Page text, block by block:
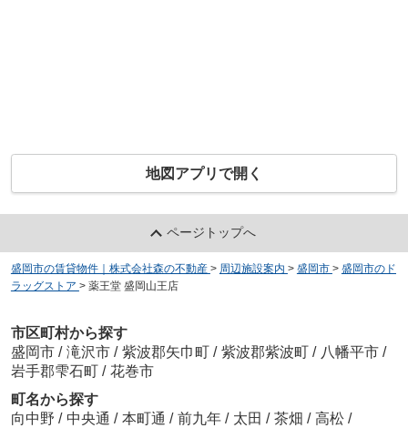
地図アプリで開く
ページトップへ
盛岡市の賃貸物件｜株式会社森の不動産 > 周辺施設案内 > 盛岡市 > 盛岡市のド
ラッグストア > 薬王堂 盛岡山王店
市区町村から探す
盛岡市 / 滝沢市 / 紫波郡矢巾町 / 紫波郡紫波町 / 八幡平市 /
岩手郡雫石町 / 花巻市
町名から探す
向中野 / 中央通 / 本町通 / 前九年 / 太田 / 茶畑 / 高松 /